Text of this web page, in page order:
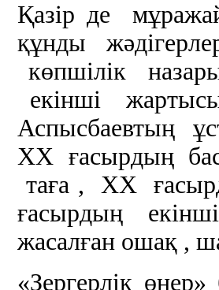
Қазір де
құнды
көпшілік
екінші
Аспысбаевтың
ХХ ғасырдың
таға , ХХ
ғасырдың
жасалған ошақ ,
«Зергерлік